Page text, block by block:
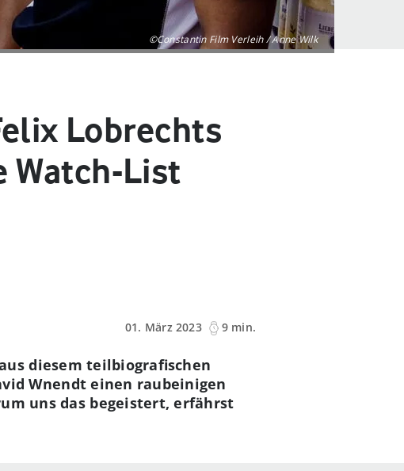
©Constantin Film Verleih / Anne Wilk
Lobrechts
Watch-List
01. März 2023
9 min.
diesem teilbiografischen
Wnendt einen raubeinigen
uns das begeistert, erfährst